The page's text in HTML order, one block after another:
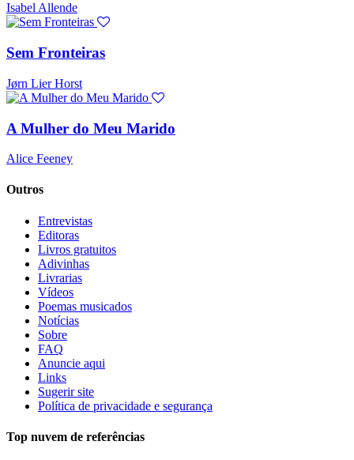
Isabel Allende
Sem Fronteiras
Jørn Lier Horst
A Mulher do Meu Marido
Alice Feeney
Outros
Entrevistas
Editoras
Livros gratuitos
Adivinhas
Livrarias
Vídeos
Poemas musicados
Notícias
Sobre
FAQ
Anuncie aqui
Links
Sugerir site
Política de privacidade e segurança
Top nuvem de referências